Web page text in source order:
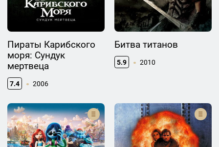
Пираты Карибского
моря: Сундук
мертвеца
7.4 2006
Битва титанов
5.9 2010